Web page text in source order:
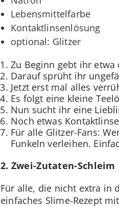
Lebensmittelfarbe
Kontaktlinsenlösung
optional: Glitzer
Zu Beginn gebt ihr etwa
Darauf sprüht ihr
Jetzt erst mal alles
Es folgt eine kleine
Nun sucht ihr eine
Noch etwas
Für alle Glitzer-Fans:
Funkeln verleihen.
2. Zwei-Zutaten-Schleim
Für alle, die nicht extra in
einfaches Slime-Rezept